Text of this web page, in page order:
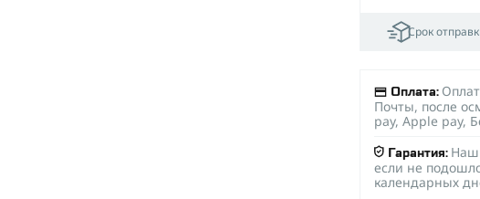
Срок
Оплата:
Почты, после
pay, Apple pay,
Гарантия:
если не
календарных